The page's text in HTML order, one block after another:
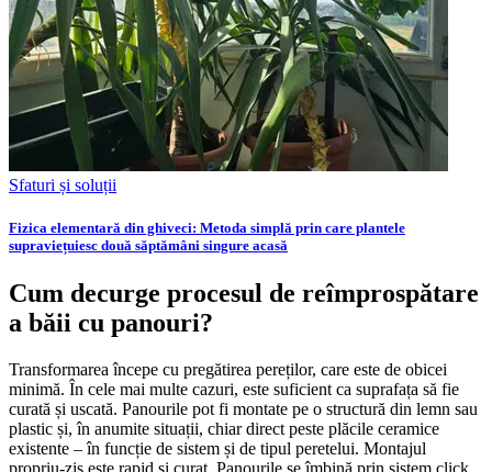
Sfaturi și soluții
Fizica elementară din ghiveci: Metoda simplă prin care plantele
supraviețuiesc două săptămâni singure acasă
Cum decurge procesul de reîmprospătare
a băii cu panouri?
Transformarea începe cu pregătirea pereților, care este de obicei
minimă. În cele mai multe cazuri, este suficient ca suprafața să fie
curată și uscată. Panourile pot fi montate pe o structură din lemn sau
plastic și, în anumite situații, chiar direct peste plăcile ceramice
existente – în funcție de sistem și de tipul peretelui. Montajul